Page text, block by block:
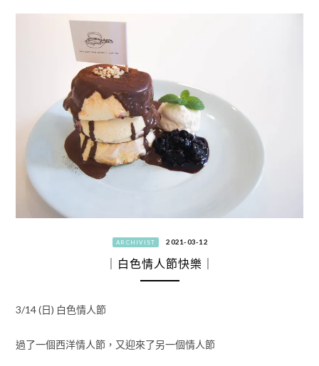
ARCHIVIST 2021-03-12
｜白色情人節快樂｜
3/14 (日) 白色情人節
過了一個西洋情人節，又迎來了另一個情人節